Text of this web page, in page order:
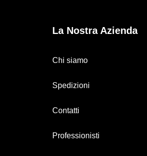
La Nostra Azienda
Chi siamo
Spedizioni
Contatti
Professionisti